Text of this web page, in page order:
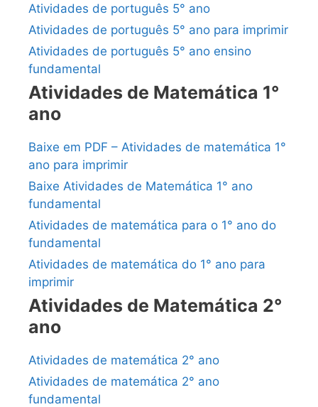
Atividades de português 5° ano
Atividades de português 5° ano para imprimir
Atividades de português 5° ano ensino
fundamental
Atividades de Matemática 1°
ano
Baixe em PDF – Atividades de matemática 1°
ano para imprimir
Baixe Atividades de Matemática 1° ano
fundamental
Atividades de matemática para o 1° ano do
fundamental
Atividades de matemática do 1° ano para
imprimir
Atividades de Matemática 2°
ano
Atividades de matemática 2° ano
Atividades de matemática 2° ano
fundamental